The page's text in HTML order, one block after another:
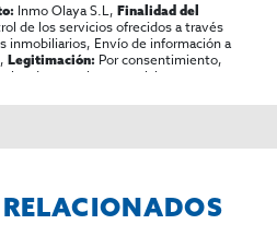
Inmo Olaya S.L,Finalidad del
de los servicios ofrecidos a través
inmobiliarios, Envío de información a
Legitimación: Por consentimiento,
los datos, salvo para elaborar
solicitar la portabilidad de los
RELACIONADOS